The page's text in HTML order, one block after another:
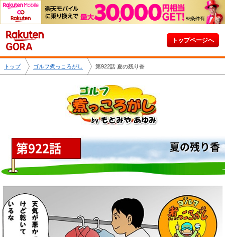
トップページへ
トップ ゴルフ煮っころがし 第922話 夏の残り香
第922話 夏の残り香